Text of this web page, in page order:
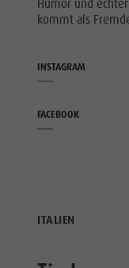
Humor und
kommt als
INSTAGRAM
FACEBOOK
ITALIEN